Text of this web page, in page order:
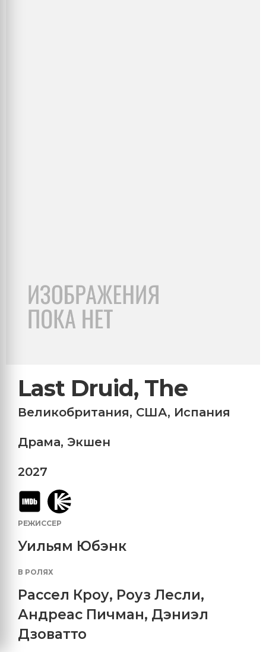
Last Druid, The
Великобритания, США, Испания
Драма, Экшен
2027
РЕЖИССЕР
Уильям Юбэнк
В РОЛЯХ
Рассел Кроу, Роуз Лесли,
Андреас Пичман, Дэниэл
Дзоватто